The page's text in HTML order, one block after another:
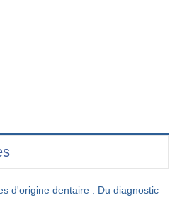
d'origine dentaire : Du diagnostic